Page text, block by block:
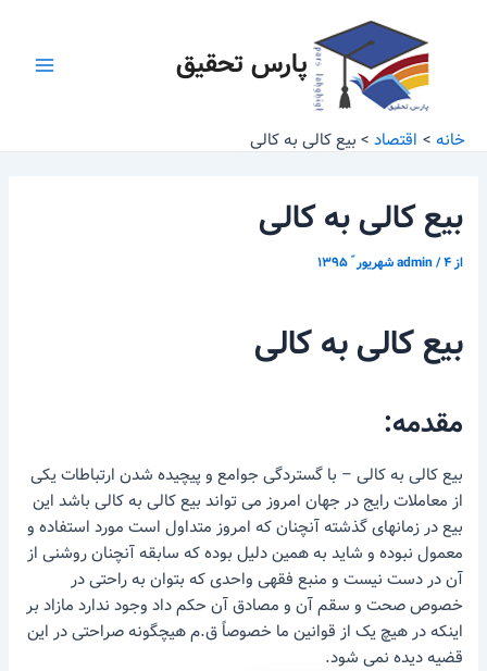
پارس تحقیق
خانه اقتصاد بیع کالی به کالی
بیع کالی به کالی
از admin/۴ شهریور ّ ۱۳۹۵
بیع کالی به کالی
مقدمه:
بیع کالی به کالی – با گستردگی جوامع و پیچیده شدن ارتباطات یکی
از معاملات رایج در جهان امروز می تواند بیع کالی به کالی باشد این
بیع در زمانهای گذشته آنچنان که امروز متداول است مورد استفاده و
معمول نبوده و شاید به همین دلیل بوده که سابقه آنچنان روشنی از
آن در دست نیست و منبع فقهی واحدی که بتوان به راحتی در
خصوص صحت و سقم آن و مصادق آن حکم داد وجود ندارد مازاد بر
اینکه در هیچ یک از قوانین ما خصوصاً ق.م هیچگونه صراحتی در این
قضیه دیده نمی شود.